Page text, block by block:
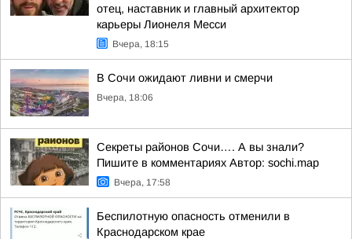
отец, наставник и главный архитектор
карьеры Лионеля Месси
Вчера, 18:15
В Сочи ожидают ливни и смерчи
Вчера, 18:06
Секреты районов Сочи…. А вы знали?
Пишите в комментариях Автор: sochi.map
Вчера, 17:58
Беспилотную опасность отменили в
Краснодарском крае